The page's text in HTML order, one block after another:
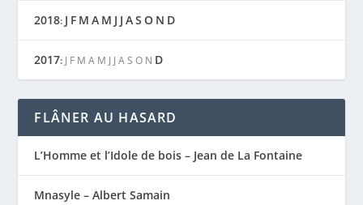
2018: J F M A M J J AS O N D
2017: J F M A M J J A S O N D
FLÂNER AU HASARD
L’Homme et l’Idole de bois – Jean de La Fontaine
Mnasyle – Albert Samain